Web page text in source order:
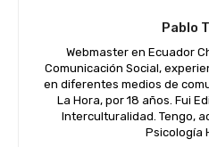
Pablo
Webmaster en Ecuador
Comunicación Social,
en diferentes medios de
La Hora, por 18 años. Fui
Interculturalidad. Tengo,
Psicología